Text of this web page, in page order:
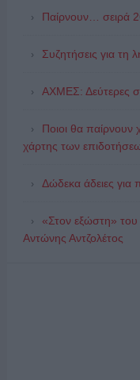
Παίρνουν… σειρά
Συζητήσεις για τη
ΑΧΜΕΣ: Δεύτερες
Ποιοι θα παίρνουν
χάρτης των
Δώδεκα άδειες για
«Στον εξώστη» του
Αντώνης Αντζολέτος